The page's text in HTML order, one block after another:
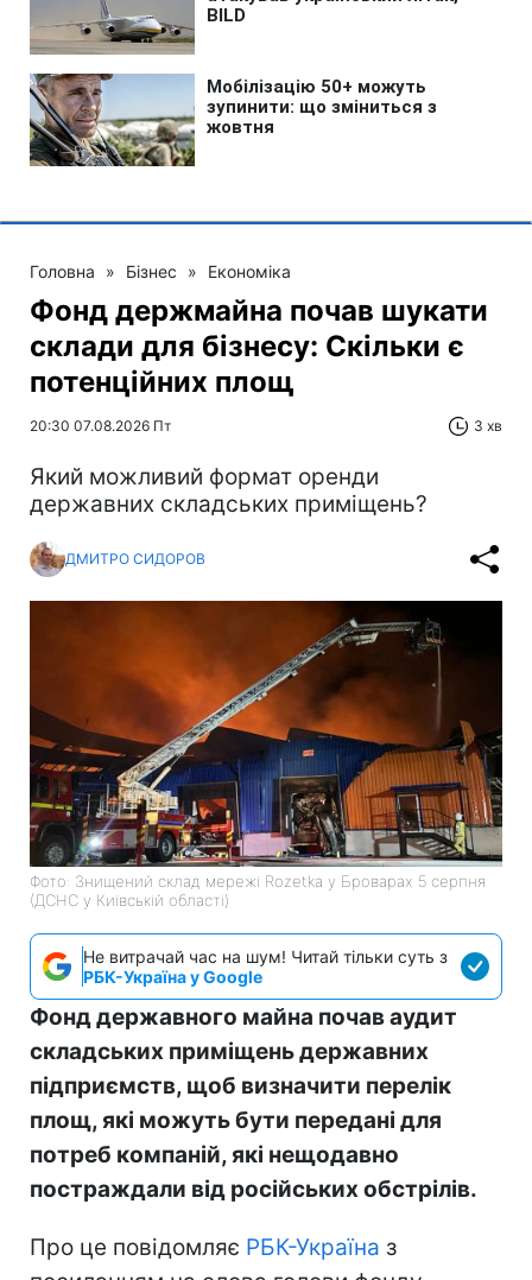
Головна » Бізнес » Економіка
Фонд держмайна почав шукати
склади для бізнесу: Скільки є
потенційних площ
20:30 07.08.2026 Пт 3 хв
Який можливий формат оренди
державних складських приміщень?
ДМИТРО СИДОРОВ
Фото: Знищений склад мережі Rozetka у Броварах 5 серпня
(ДСНС у Київській області)
Не витрачай час на шум! Читай тільки суть з
РБК-Україна у Google
Фонд державного майна почав аудит
складських приміщень державних
підприємств, щоб визначити перелік
площ, які можуть бути передані для
потреб компаній, які нещодавно
постраждали від російських обстрілів.
Про це повідомляє РБК-Україна з